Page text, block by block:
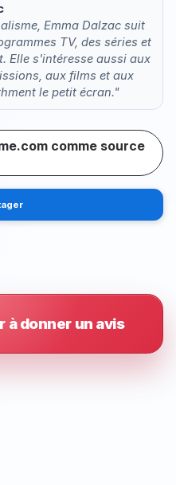
Emma Dalzac suit
TV, des séries et
Elle s'intéresse aussi aux
aux films et aux
le petit écran."
comme source
à donner un avis